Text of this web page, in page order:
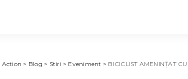
Action > Blog > Stiri > Eveniment > BICICLIST AMENINȚAT